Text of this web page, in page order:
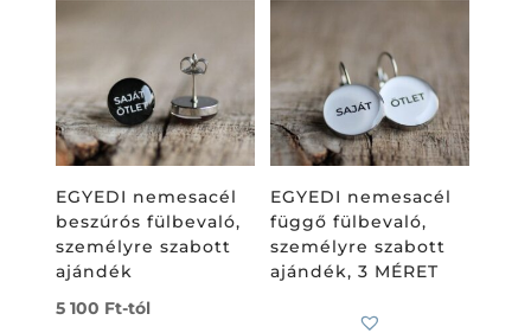
EGYEDI nemesacél
beszúrós fülbevaló,
személyre szabott
ajándék
5 100 Ft-tól
EGYEDI nemesacél
függő fülbevaló,
személyre szabott
ajándék, 3 MÉRET